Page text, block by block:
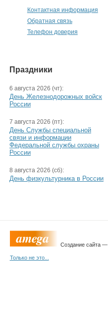
Контактная информация
Обратная связь
Телефон доверия
Праздники
6 августа 2026 (чт):
День Железнодорожных войск
России
7 августа 2026 (пт):
День Службы специальной
связи и информации
Федеральной службы охраны
России
8 августа 2026 (сб):
День физкультурника в России
Создание сайта —
Только не это...